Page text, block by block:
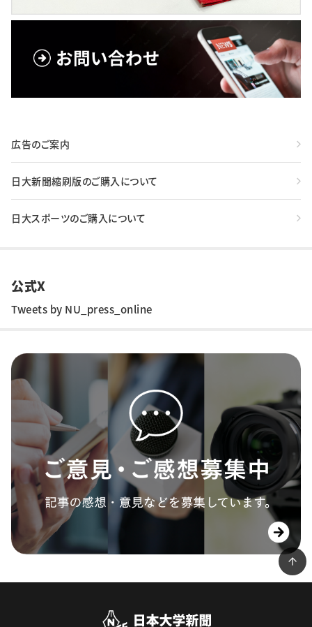
広告のご案内
日大新聞縮刷版のご購入について
日大スポーツのご購入について
公式X
Tweets by NU_press_online